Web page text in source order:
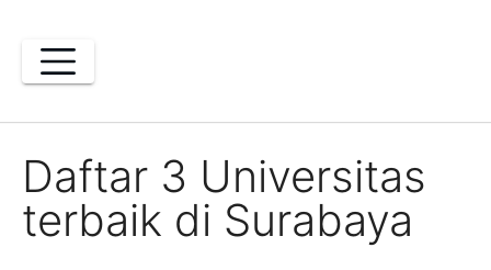
content
Daftar 3 Universitas
terbaik di Surabaya